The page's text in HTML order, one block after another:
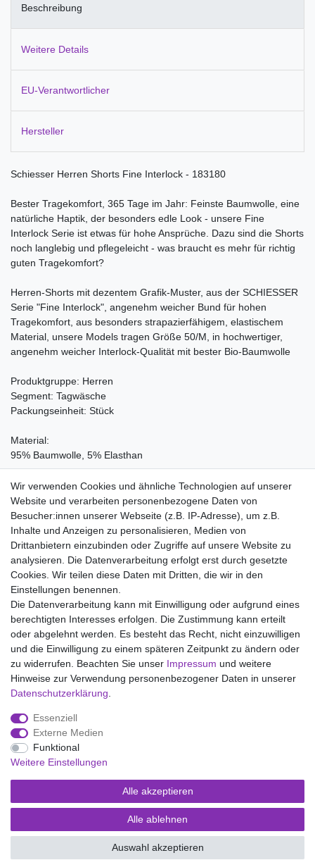
Beschreibung
Weitere Details
EU-Verantwortlicher
Hersteller
Schiesser Herren Shorts Fine Interlock - 183180
Bester Tragekomfort, 365 Tage im Jahr: Feinste Baumwolle, eine
natürliche Haptik, der besonders edle Look - unsere Fine
Interlock Serie ist etwas für hohe Ansprüche. Dazu sind die Shorts
noch langlebig und pflegeleicht - was braucht es mehr für richtig
guten Tragekomfort?
Herren-Shorts mit dezentem Grafik-Muster, aus der SCHIESSER
Serie "Fine Interlock", angenehm weicher Bund für hohen
Tragekomfort, aus besonders strapazierfähigem, elastischem
Material, unsere Models tragen Größe 50/M, in hochwertiger,
angenehm weicher Interlock-Qualität mit bester Bio-Baumwolle
Produktgruppe: Herren
Segment: Tagwäsche
Packungseinheit: Stück
Material:
95% Baumwolle, 5% Elasthan
Pflegehinweis:
Waschen bei 60°C, Nicht bleichen, Trockner (Stufe 1), Handwarm
bügeln Stufe 1, Nicht chemisch reinigen
Wir liefern mit DHL (auch Samstags)
Kostenloser Versand
14 Tage Rückgaberecht
Impressum Daten­schutz­erklärung AGB
Widerrufs­recht
Wir verwenden Cookies und ähnliche Technologien auf unserer
Website und verarbeiten personenbezogene Daten von
Besucher:innen unserer Webseite (z.B. IP-Adresse), um z.B.
Inhalte und Anzeigen zu personalisieren, Medien von
Drittanbietern einzubinden oder Zugriffe auf unsere Website zu
analysieren. Die Datenverarbeitung erfolgt erst durch gesetzte
Cookies. Wir teilen diese Daten mit Dritten, die wir in den
Einstellungen benennen.
Die Datenverarbeitung kann mit Einwilligung oder aufgrund eines
berechtigten Interesses erfolgen. Die Zustimmung kann erteilt
oder abgelehnt werden. Es besteht das Recht, nicht einzuwilligen
und die Einwilligung zu einem späteren Zeitpunkt zu ändern oder
zu widerrufen. Beachten Sie unser Impressum und weitere
Hinweise zur Verwendung personenbezogener Daten in unserer
Daten­schutz­erklärung
Essenziell
Externe Medien
Funktional
Weitere Einstellungen
Alle akzeptieren
Alle ablehnen
Auswahl akzeptieren